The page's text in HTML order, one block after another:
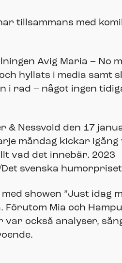
tillsammans med
Avig Maria – No
hyllats i media samt
i rad – något ingen
& Nessvold den 17
måndag kickar igång
vad det innebär. 2023
svenska
showen ”Just idag
Mia och
var också analyser,